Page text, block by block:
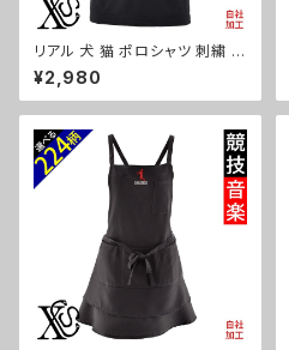
リアル 犬 猫 ポロシャツ 刺繍 プ
レゼント 半袖 メンズ オリジナル
無地 ワンポイント ロゴ おしゃ
れ ゴルフ 吸汗速乾 黒 紺 父の
ー シュナウザー パグ フレンチブ
ルドッグ X-CLOTHES 猫図鑑
犬図鑑 ori-am-poh2-b10-s
¥2,980